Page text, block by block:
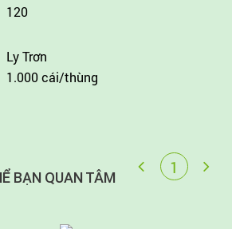
120
Ly Trơn
1.000 cái/thùng
BẠN QUAN TÂM